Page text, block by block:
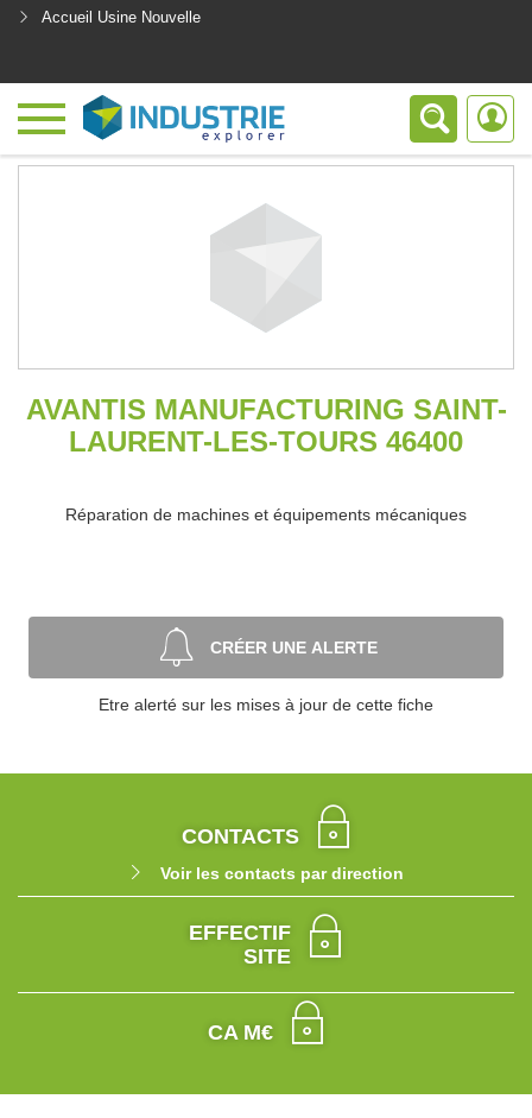
Accueil Usine Nouvelle
AVANTIS MANUFACTURING SAINT-
LAURENT-LES-TOURS 46400
Réparation de machines et équipements mécaniques
CRÉER UNE ALERTE
Etre alerté sur les mises à jour de cette fiche
CONTACTS
Voir les contacts par direction
EFFECTIF
SITE
CA M€